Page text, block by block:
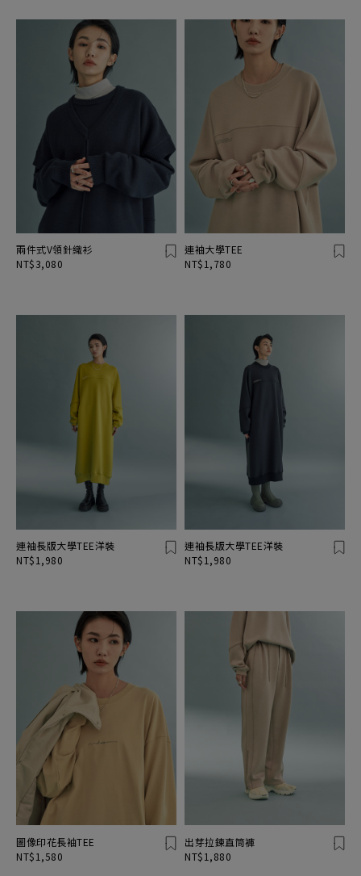
兩件式V領針織衫
NT$3,080
連袖大學TEE
NT$1,780
連袖長版大學TEE洋裝
NT$1,980
連袖長版大學TEE洋裝
NT$1,980
圖像印花長袖TEE
NT$1,580
出芽拉鍊直筒褲
NT$1,880